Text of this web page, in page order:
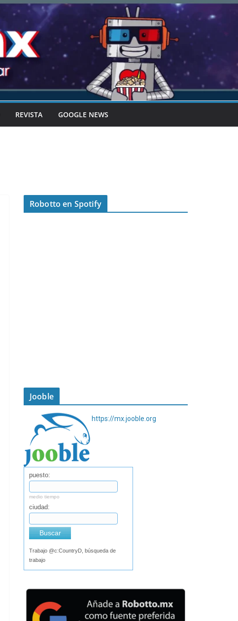
REVISTA GOOGLE NEWS
Robotto en Spotify
Jooble
https://mx.jooble.org
puesto:
medio tiempo
ciudad:
Buscar
Trabajo @c:CountryD, búsqueda de
trabajo